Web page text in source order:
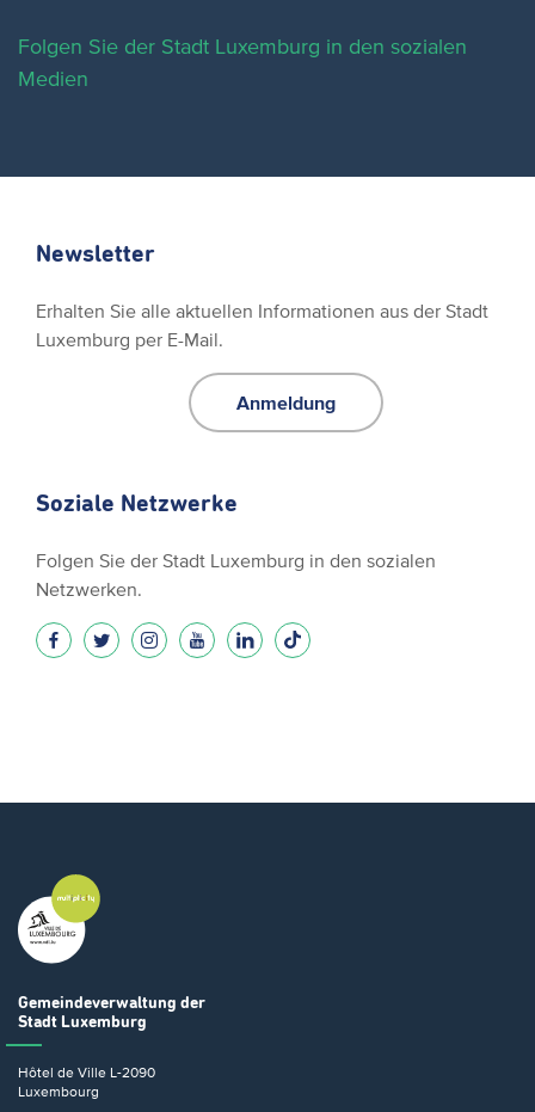
Folgen Sie der Stadt Luxemburg in den sozialen
Medien
Newsletter
Erhalten Sie alle aktuellen Informationen aus der Stadt
Luxemburg per E-Mail.
Anmeldung
Soziale Netzwerke
Folgen Sie der Stadt Luxemburg in den sozialen
Netzwerken.
Gemeindeverwaltung der
Stadt Luxemburg
Hôtel de Ville L-2090
Luxembourg